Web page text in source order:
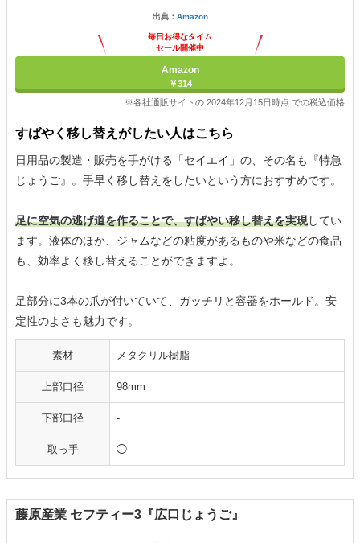
出典： Amazon
毎日お得なタイム
セール開催中
Amazon
￥314
※各社通販サイトの 2024年12月15日時点 での税込価格
すばやく移し替えがしたい人はこちら
日用品の製造・販売を手がける「セイエイ」の、その名も『特急
じょうご』。手早く移し替えをしたいという方におすすめです。
足に空気の逃げ道を作ることで、すばやい移し替えを実現してい
ます。液体のほか、ジャムなどの粘度があるものや米などの食品
も、効率よく移し替えることができますよ。
足部分に3本の爪が付いていて、ガッチリと容器をホールド。安
定性のよさも魅力です。
素材 メタクリル樹脂
上部口径 98mm
下部口径 -
取っ手 ◯
藤原産業 セフティー3『広口じょうご』